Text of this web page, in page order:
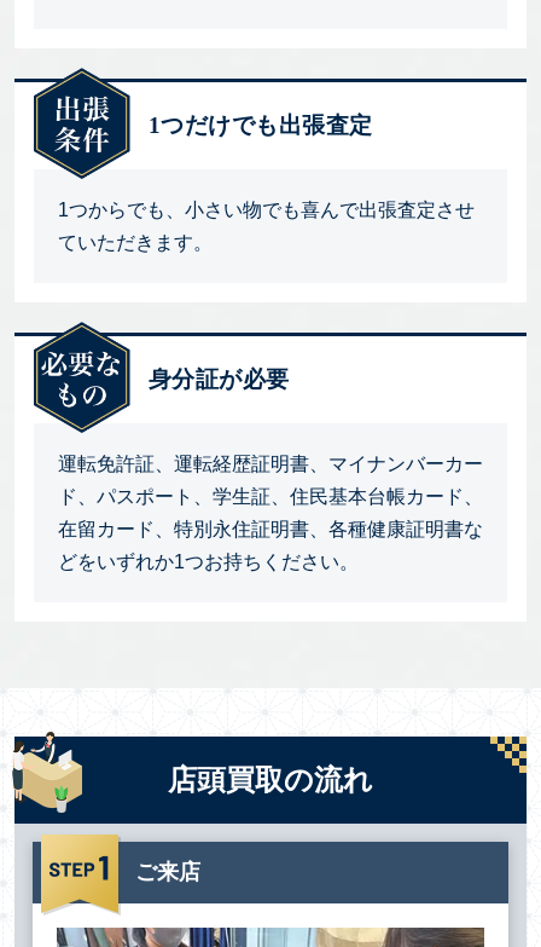
1つだけでも出張査定
1つからでも、小さい物でも喜んで出張査定させ
ていただきます。
身分証が必要
運転免許証、運転経歴証明書、マイナンバーカー
ド、パスポート、学生証、住民基本台帳カード、
在留カード、特別永住証明書、各種健康証明書な
どをいずれか1つお持ちください。
店頭買取の流れ
ご来店